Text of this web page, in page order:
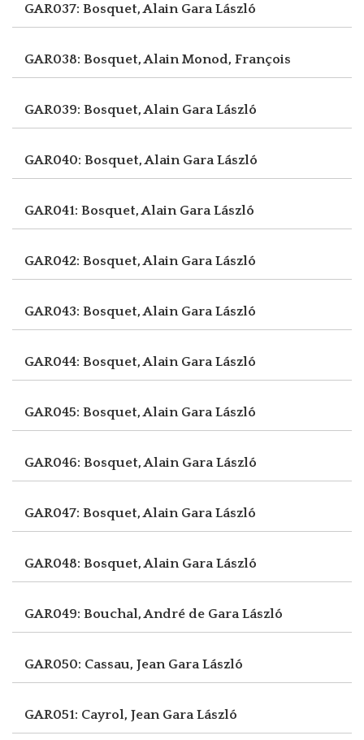
GAR037: Bosquet, Alain Gara László
GAR038: Bosquet, AlainMonod, François
GAR039: Bosquet, Alain Gara László
GAR040: Bosquet, Alain Gara László
GAR041: Bosquet, Alain Gara László
GAR042: Bosquet, Alain Gara László
GAR043: Bosquet, Alain Gara László
GAR044: Bosquet, Alain Gara László
GAR045: Bosquet, Alain Gara László
GAR046: Bosquet, Alain Gara László
GAR047: Bosquet, Alain Gara László
GAR048: Bosquet, Alain Gara László
GAR049: Bouchal, André de Gara László
GAR050: Cassau, Jean Gara László
GAR051: Cayrol, Jean Gara László